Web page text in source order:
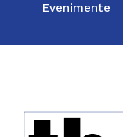
Evenimente